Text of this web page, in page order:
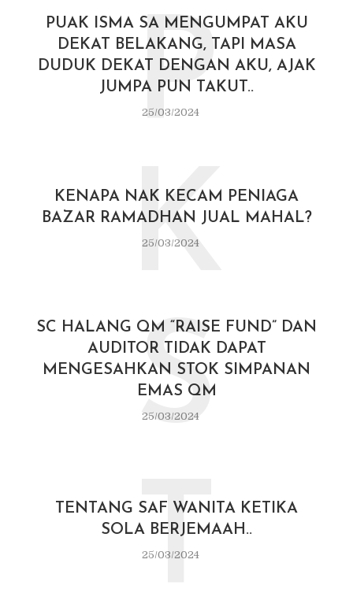
PUAK ISMA SA MENGUMPAT AKU
DEKAT BELAKANG, TAPI MASA
DUDUK DEKAT DENGAN AKU, AJAK
JUMPA PUN TAKUT..
25/03/2024
P
KENAPA NAK KECAM PENIAGA
BAZAR RAMADHAN JUAL MAHAL?
25/03/2024
K
SC HALANG QM “RAISE FUND” DAN
AUDITOR TIDAK DAPAT
MENGESAHKAN STOK SIMPANAN
EMAS QM
25/03/2024
S
TENTANG SAF WANITA KETIKA
SOLA BERJEMAAH..
25/03/2024
T